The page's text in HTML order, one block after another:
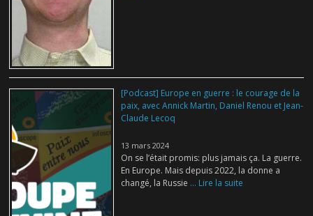
[Podcast] Europe en guerre : le courage de la
paix, avec Annick Martin, Daniel Renou et Jean-
Claude Lecoq
13 mars 2024
On se l’était promis: plus jamais ça. La guerre.
En Europe. Mais depuis 2022, la donne a
changé, la Russie ... Lire la suite